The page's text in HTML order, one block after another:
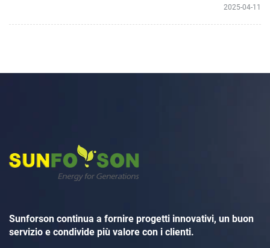
2025-04-11
Sunforson continua a fornire progetti innovativi, un buon
servizio e condivide più valore con i clienti.